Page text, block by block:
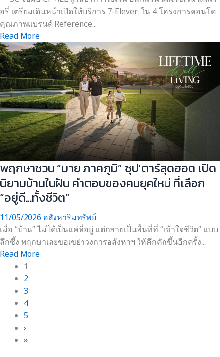
อรี่ เตรียมเดินหน้าเปิดให้บริการ 7-Eleven ใน 4 โครงการคอนโด
คุณภาพแบรนด์ Reference...
Read More
พฤกษาชวน “มาย ภาคภูมิ” ซุป’ตาร์สุดฮอต เปิด
นิยามบ้านในฝัน คำตอบของคนยุคใหม่ ที่เลือก
“อยู่ดี…ทั้งชีวิต”
11/05/2026 อสังหาริมทรัพย์
เมื่อ “บ้าน” ไม่ได้เป็นแค่ที่อยู่ แต่กลายเป็นพื้นที่ที่ “เข้าใจชีวิต” แบบ
ลึกซึ้ง พฤกษาเลยขอเขย่าวงการอสังหาฯ ให้คึกคักขึ้นอีกครั้ง...
Read More
1
2
3
4
5
›
»